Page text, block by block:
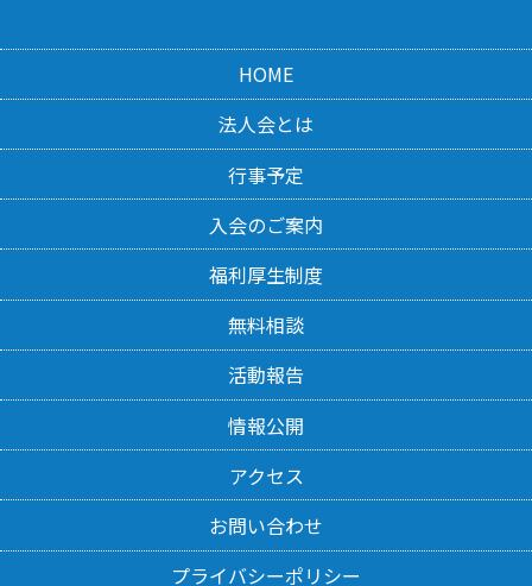
HOME
法人会とは
行事予定
入会のご案内
福利厚生制度
無料相談
活動報告
情報公開
アクセス
お問い合わせ
プライバシーポリシー